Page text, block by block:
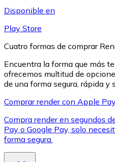
XRP
XRP
Disponible en
Play Store
Cuatro formas de comprar
Encuentra la forma que más
ofrecemos multitud de
de una forma segura, rápida y
Comprar render con Apple
Compra render en segundos
Pay o Google Pay, solo
forma segura.